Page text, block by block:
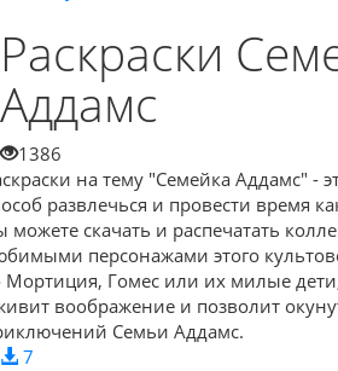
Раскраски
Аддамс
1386
на тему "Семейка Аддамс" -
развлечься и провести время
можете скачать и распечатать
персонажами этого
Мортиция, Гомес или их милые
воображение и позволит
Семьи Аддамс.
7